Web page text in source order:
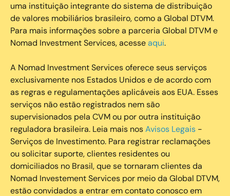
uma instituição integrante do sistema de distribuição
de valores mobiliários brasileiro, como a Global DTVM.
Para mais informações sobre a parceria Global DTVM e
Nomad Investment Services, acesseaqui.
A Nomad Investment Services oferece seus serviços
exclusivamente nos Estados Unidos e de acordo com
as regras e regulamentações aplicáveis aos EUA. Esses
serviços não estão registrados nem são
supervisionados pela CVM ou por outra instituição
reguladora brasileira. Leia mais nosAvisos Legais -
Serviços de Investimento. Para registrar reclamações
ou solicitar suporte, clientes residentes ou
domiciliados no Brasil, que se tornaram clientes da
Nomad Investement Services por meio da Global DTVM,
estão convidados a entrar em contato conosco em